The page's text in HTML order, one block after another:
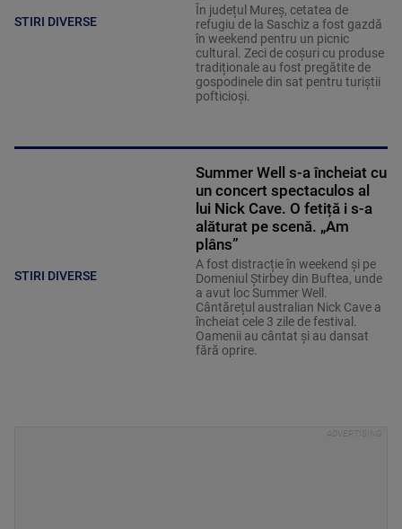
STIRI DIVERSE
În județul Mureș, cetatea de
refugiu de la Saschiz a fost gazdă
în weekend pentru un picnic
cultural. Zeci de coșuri cu produse
tradiționale au fost pregătite de
gospodinele din sat pentru turiștii
pofticioși.
STIRI DIVERSE
Summer Well s-a încheiat cu
un concert spectaculos al
lui Nick Cave. O fetiță i s-a
alăturat pe scenă. „Am
plâns”
A fost distracție în weekend și pe
Domeniul Știrbey din Buftea, unde
a avut loc Summer Well.
Cântărețul australian Nick Cave a
încheiat cele 3 zile de festival.
Oamenii au cântat și au dansat
fără oprire.